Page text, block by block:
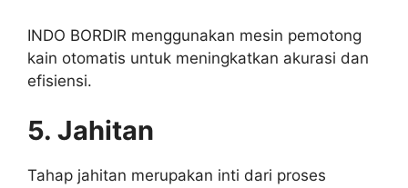
INDO BORDIR menggunakan mesin pemotong
kain otomatis untuk meningkatkan akurasi dan
efisiensi.
5. Jahitan
Tahap jahitan merupakan inti dari proses